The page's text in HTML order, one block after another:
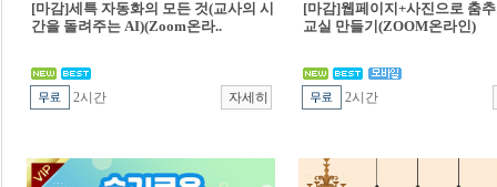
[마감]세특 자동화의 모든 것(교사의 시
간을 돌려주는 AI)(Zoom온라..
2시간
[마감]웹페이지+사진으로 춤
교실 만들기(ZOOM온라인)
2시간